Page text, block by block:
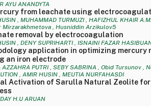
AYU ANANDYTA
from leachate using
, MUHAMMAD TURMUZI , HAFIZHUL KHAIR
Mirzarakhmetova , Husniddin Arzikulov5
removal by electrocoagulation
, DENY SUPRIHARTI , ISNAINI FAZAR
application in optimizing mercury
an iron electrode
AZZAHRA PUTRI , SEBY SABRINA , Obid Tursunov
, AMIR HUSIN , MEUTIA NURFAHASDI
Activation of Sarulla Natural Zeolite for
H.U ARUAN